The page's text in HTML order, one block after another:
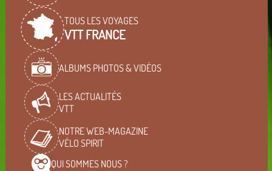
TOUS LES VOYAGES
VTT FRANCE
ALBUMS PHOTOS & VIDÉOS
LES ACTUALITÉS
VTT
NOTRE WEB-MAGAZINE
VÉLO SPIRIT
QUI SOMMES NOUS ?